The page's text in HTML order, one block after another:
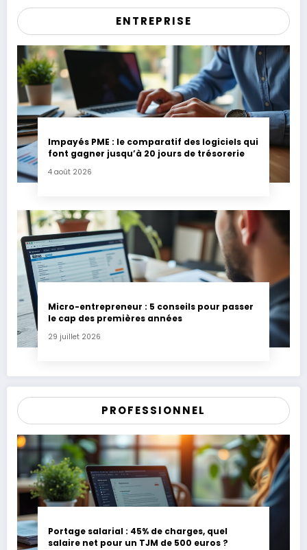
ENTREPRISE
Impayés PME : le comparatif des logiciels qui
font gagner jusqu’à 20 jours de trésorerie
4 août 2026
Micro-entrepreneur : 5 conseils pour passer
le cap des premières années
29 juillet 2026
PROFESSIONNEL
Portage salarial : 45% de charges, quel
salaire net pour un TJM de 500 euros ?